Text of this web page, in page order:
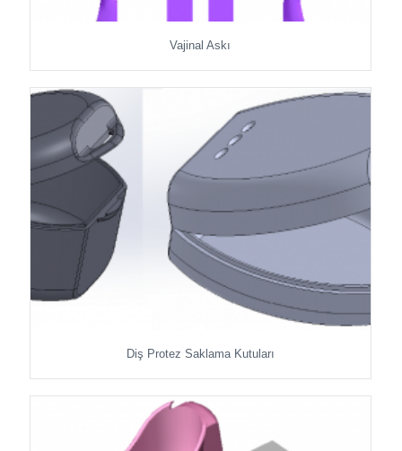
Vajinal Askı
Diş Protez Saklama Kutuları